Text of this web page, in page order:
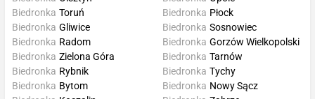
Biedronka Toruń
Biedronka Gliwice
Biedronka Radom
Biedronka Płock
Biedronka Sosnowiec
Biedronka Gorzów Wielkopolski
Biedronka Zielona Góra
Biedronka Rybnik
Biedronka Bytom
Biedronka Tarnów
Biedronka Tychy
Biedronka Nowy Sącz